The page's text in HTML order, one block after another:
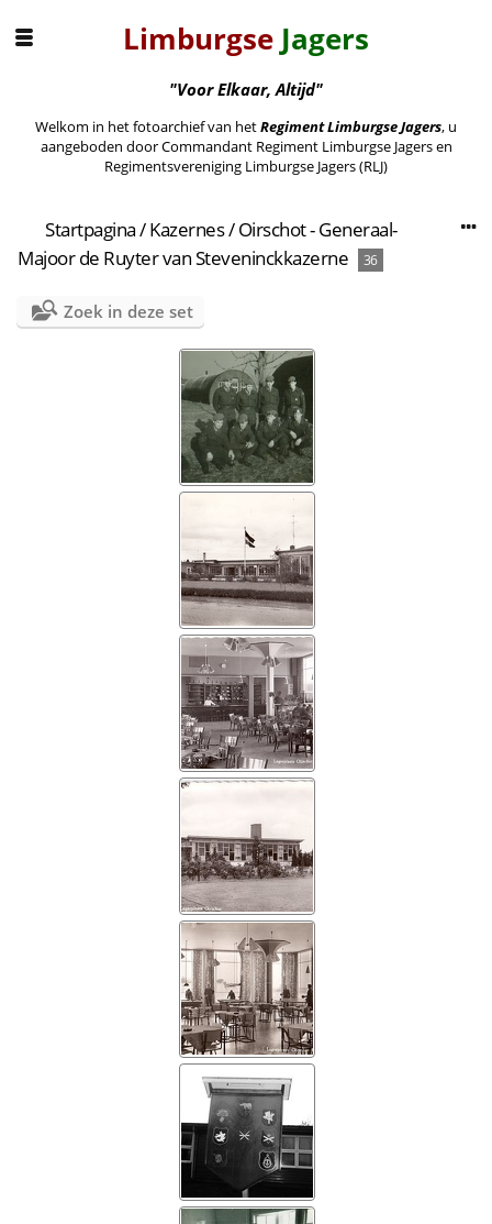
Limburgse Jagers
"Voor Elkaar, Altijd"
Welkom in het fotoarchief van hetRegiment Limburgse Jagers, u
aangeboden door Commandant Regiment Limburgse Jagers en
Regimentsvereniging Limburgse Jagers (RLJ)
Startpagina/Kazernes/Oirschot - Generaal-
Majoor de Ruyter van Steveninckkazerne
36
Zoek in deze set